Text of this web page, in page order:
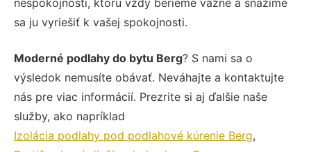
sa ju vyriešiť k vašej spokojnosti.
Moderné podlahy do bytu Berg? S nami sa o
výsledok nemusíte obávať. Neváhajte a kontaktujte
nás pre viac informácií. Prezrite si aj ďalšie naše
služby, ako napríklad
Izolácia podlahy pod podlahové kúrenie Berg,